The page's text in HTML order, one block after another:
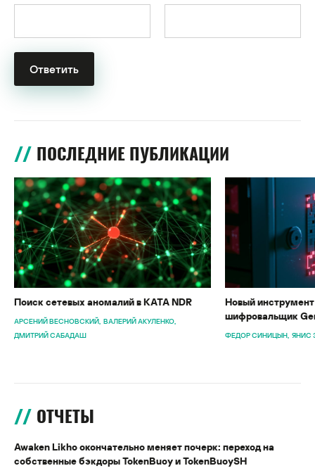
ПОСЛЕДНИЕ ПУБЛИКАЦИИ
Поиск сетевых аномалий в KATA NDR
АРСЕНИЙ ВЕСНОВСКИЙ ВАЛЕРИЙ АКУЛЕНКО
ДМИТРИЙ САБАДАШ
Новый
шифровальщик
ФЕДОР СИНИЦЫН ЯНИС
ОТЧЕТЫ
Awaken Likho окончательно меняет почерк: переход на
собственные бэкдоры TokenBuoy и TokenBuoySH